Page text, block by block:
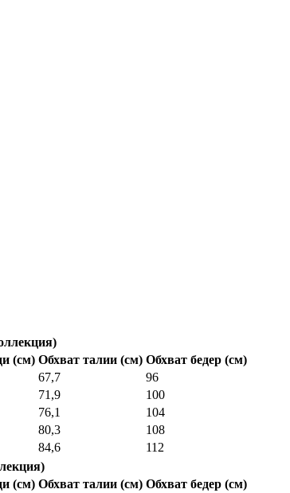
(см) Обхват талии (см) Обхват бедер (см)
67,7
96
71,9
100
76,1
104
80,3
108
84,6
112
(см) Обхват талии (см) Обхват бедер (см)